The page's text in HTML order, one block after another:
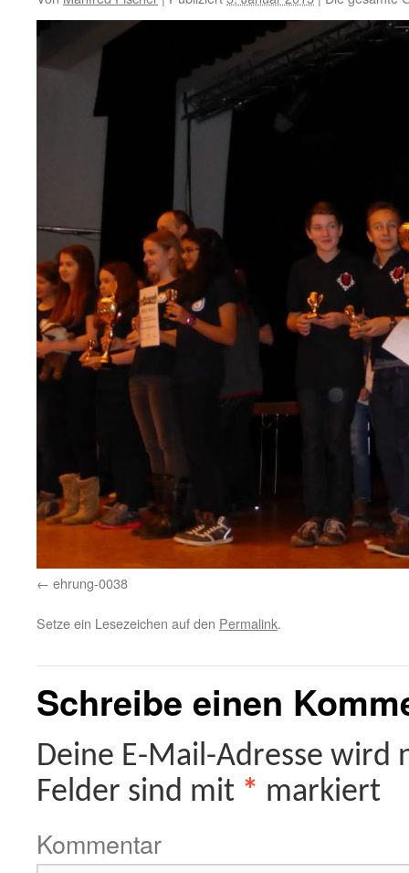
ehrung-0038
Setze ein Lesezeichen auf den Permalink.
Schreibe einen
Deine E-Mail-Adresse
Felder sind mit * markiert
Kommentar